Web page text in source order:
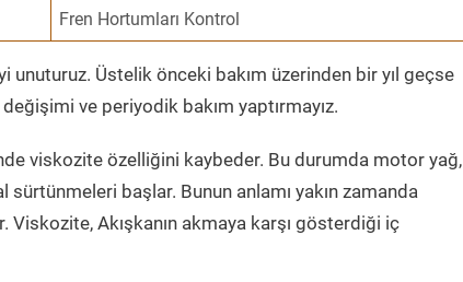
Fren Hortumları Kontrol
unuturuz. Üstelik önceki bakım üzerinden bir yıl geçse
ve periyodik bakım yaptırmayız.
viskozite özelliğini kaybeder. Bu durumda motor yağ,
başlar. Bunun anlamı yakın zamanda
Akışkanın akmaya karşı gösterdiği iç